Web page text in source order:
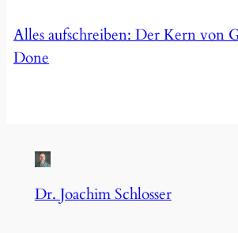
Alles aufschreiben: Der Kern von
Done
Dr. Joachim Schlosser